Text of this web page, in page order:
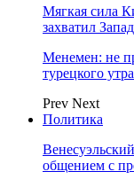
Мягкая сила
захватил
Менемен: не
турецкого утра
Prev Next
Политика
общением с